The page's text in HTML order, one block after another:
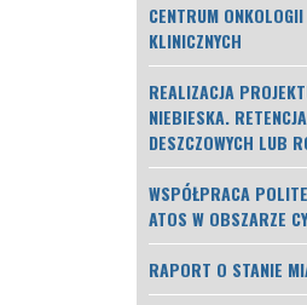
CENTRUM
KLINICZNYCH
REALIZACJA
NIEBIESKA.
DESZCZOWYCH LUB
WSPÓŁPRACA
ATOS W OBSZARZE
RAPORT O STANIE